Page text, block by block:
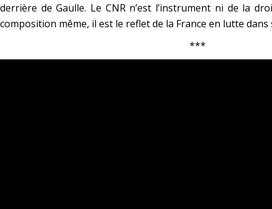
derrière de Gaulle. Le CNR n’est l’instrument ni de la
composition même, il est le reflet de la France en lutte dans
***